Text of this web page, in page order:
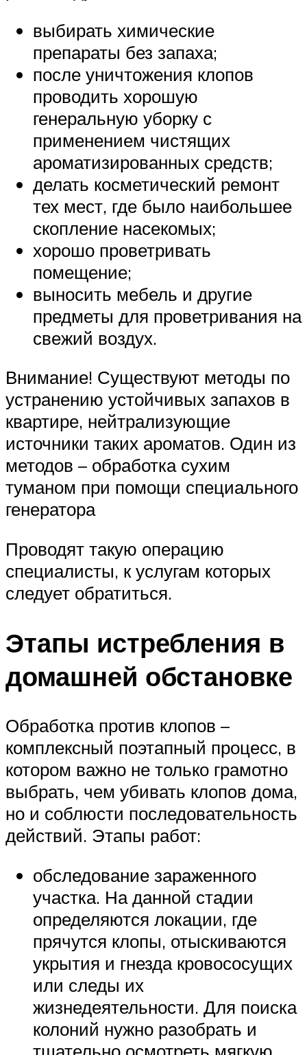
выбирать химические
препараты без запаха;
после уничтожения клопов
проводить хорошую
генеральную уборку с
применением чистящих
ароматизированных средств;
делать косметический ремонт
тех мест, где было наибольшее
скопление насекомых;
хорошо проветривать
помещение;
выносить мебель и другие
предметы для проветривания на
свежий воздух.
Внимание! Существуют методы по
устранению устойчивых запахов в
квартире, нейтрализующие
источники таких ароматов. Один из
методов – обработка сухим
туманом при помощи специального
генератора
Проводят такую операцию
специалисты, к услугам которых
следует обратиться.
Этапы истребления в
домашней обстановке
Обработка против клопов –
комплексный поэтапный процесс, в
котором важно не только грамотно
выбрать, чем убивать клопов дома,
но и соблюсти последовательность
действий. Этапы работ:
обследование зараженного
участка. На данной стадии
определяются локации, где
прячутся клопы, отыскиваются
укрытия и гнезда кровососущих
или следы их
жизнедеятельности. Для поиска
колоний нужно разобрать и